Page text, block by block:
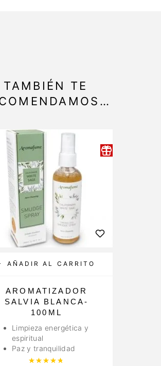
TAMBIÉN TE
AÑADIR AL CARRITO
AROMATIZADOR
SALVIA BLANCA-
100ML
Limpieza energética y
espiritual
Paz y tranquilidad
Valorado con